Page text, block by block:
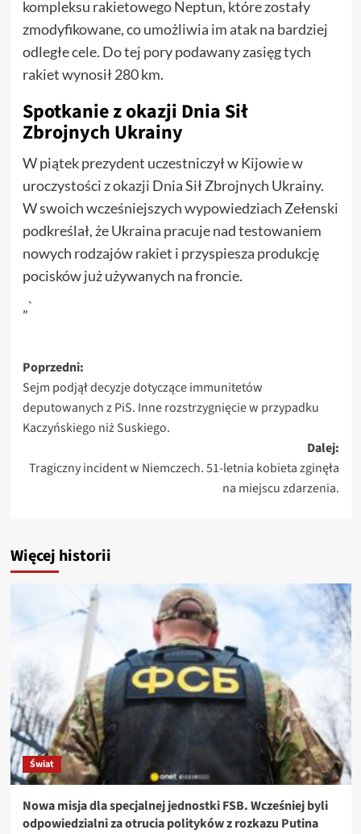
kompleksu rakietowego Neptun, które zostały
zmodyfikowane, co umożliwia im atak na bardziej
odległe cele. Do tej pory podawany zasięg tych
rakiet wynosił 280 km.
Spotkanie z okazji Dnia Sił
Zbrojnych Ukrainy
W piątek prezydent uczestniczył w Kijowie w
uroczystości z okazji Dnia Sił Zbrojnych Ukrainy.
W swoich wcześniejszych wypowiedziach Zełenski
podkreślał, że Ukraina pracuje nad testowaniem
nowych rodzajów rakiet i przyspiesza produkcję
pocisków już używanych na froncie.
„`
Zobacz
wpisy
Poprzedni:
Sejm podjął decyzje dotyczące immunitetów
deputowanych z PiS. Inne rozstrzygnięcie w przypadku
Kaczyńskiego niż Suskiego.
Dalej:
Tragiczny incident w Niemczech. 51-letnia kobieta zginęła
na miejscu zdarzenia.
Więcej historii
Świat
Nowa misja dla specjalnej jednostki FSB. Wcześniej byli
odpowiedzialni za otrucia polityków z rozkazu Putina